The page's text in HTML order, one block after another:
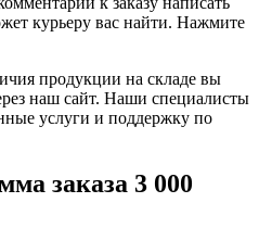
курьеру вас найти. Нажмите
продукции на складе вы
наш сайт. Наши специалисты
услуги и поддержку по
заказа 3 000